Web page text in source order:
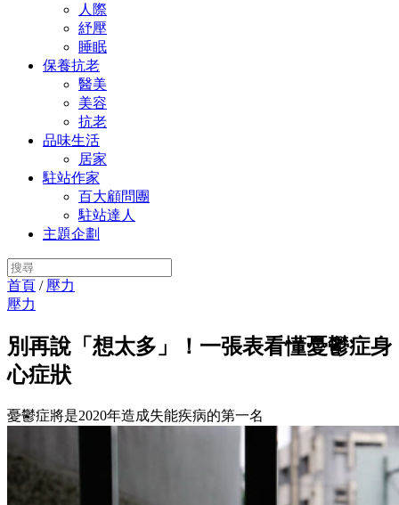
人際
紓壓
睡眠
保養抗老
醫美
美容
抗老
品味生活
居家
駐站作家
百大顧問團
駐站達人
主題企劃
首頁 / 壓力
壓力
別再說「想太多」！一張表看懂憂鬱症身
心症狀
憂鬱症將是2020年造成失能疾病的第一名